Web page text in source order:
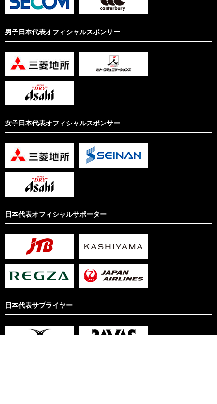
男子日本代表オフィシャルスポンサー
女子日本代表オフィシャルスポンサー
日本代表オフィシャルサポーター
日本代表サプライヤー